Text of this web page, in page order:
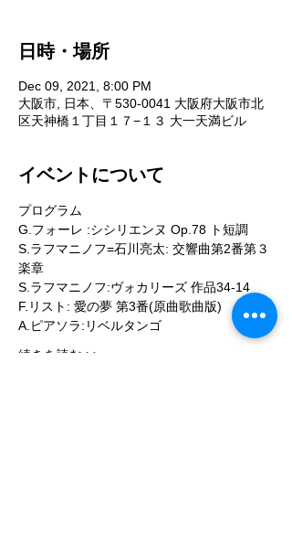
日時・場所
Dec 09, 2021, 8:00 PM
大阪市, 日本、〒530-0041 大阪府大阪市北
区天神橋１丁目１７−１３ 大一天満ビル
イベントについて
プログラム
G.フォーレ :シシリエンヌ Op.78 ト短調
S.ラフマニノフ=石川亮太: 交響曲第2番第３
楽章
S.ラフマニノフ:ヴォカリーズ 作品34-14
F.リスト: 愛の夢 第3番(原曲歌曲版)
A.ピアソラ:リベルタンゴ
続きを読む >>